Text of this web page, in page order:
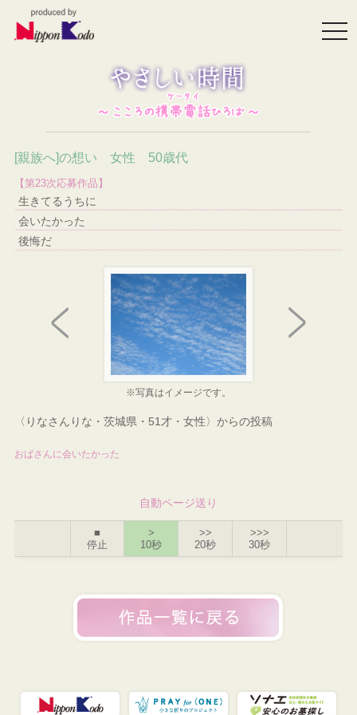
[親族へ]の想い 女性 50歳代
【第23次応募作品】
生きてるうちに
会いたかった
後悔だ
※写真はイメージです。
〈りなさんりな・茨城県・51才・女性〉からの投稿
おばさんに会いたかった
自動ページ送り
■
停止
>
10秒
>>
20秒
>>>
30秒